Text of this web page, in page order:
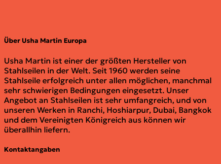
Über Usha Martin Europa
Usha Martin ist einer der größten Hersteller von
Stahlseilen in der Welt. Seit 1960 werden seine
Stahlseile erfolgreich unter allen möglichen, manchmal
sehr schwierigen Bedingungen eingesetzt. Unser
Angebot an Stahlseilen ist sehr umfangreich, und von
unseren Werken in Ranchi, Hoshiarpur, Dubai, Bangkok
und dem Vereinigten Königreich aus können wir
überallhin liefern.
Kontaktangaben